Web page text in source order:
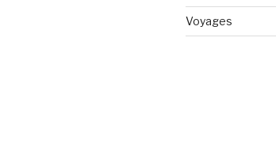
Voyages